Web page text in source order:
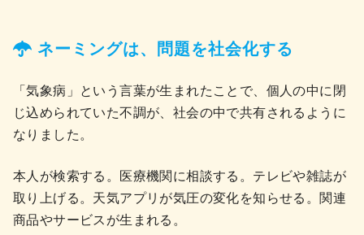
ネーミングは、問題を社会化する
「気象病」という言葉が生まれたことで、個人の中に閉
じ込められていた不調が、社会の中で共有されるように
なりました。
本人が検索する。医療機関に相談する。テレビや雑誌が
取り上げる。天気アプリが気圧の変化を知らせる。関連
商品やサービスが生まれる。